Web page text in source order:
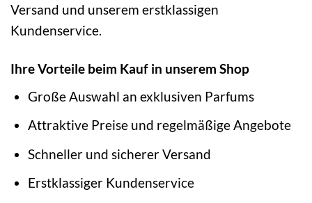
Versand und unserem erstklassigen
Kundenservice.
Ihre Vorteile beim Kauf in unserem Shop
Große Auswahl an exklusiven Parfums
Attraktive Preise und regelmäßige Angebote
Schneller und sicherer Versand
Erstklassiger Kundenservice